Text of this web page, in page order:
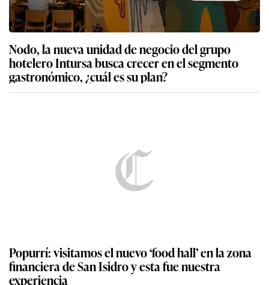
Nodo, la nueva unidad de negocio del grupo
hotelero Intursa busca crecer en el segmento
gastronómico, ¿cuál es su plan?
Popurrí: visitamos el nuevo ‘food hall’ en la zona
financiera de San Isidro y esta fue nuestra
experiencia